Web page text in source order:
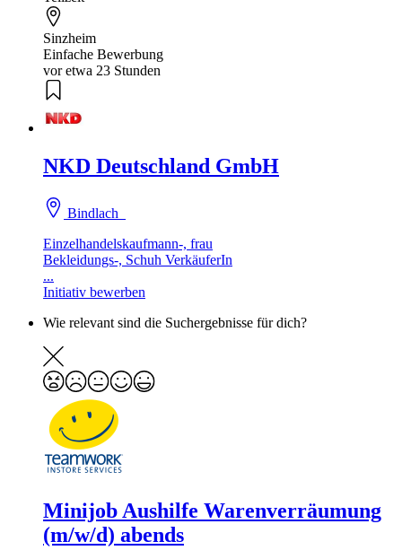
Sinzheim
Einfache Bewerbung
vor etwa 23 Stunden
NKD Deutschland GmbH
Bindlach
Einzelhandelskaufmann-, frau
Bekleidungs-, Schuh VerkäuferIn
...
Initiativ bewerben
Wie relevant sind die Suchergebnisse für dich?
Minijob Aushilfe Warenverräumung
(m/w/d) abends